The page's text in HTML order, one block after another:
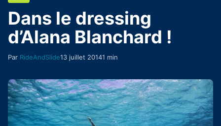
Dans le dressing
d’Alana Blanchard !
Par RideAndSlide13 juillet 20141 min